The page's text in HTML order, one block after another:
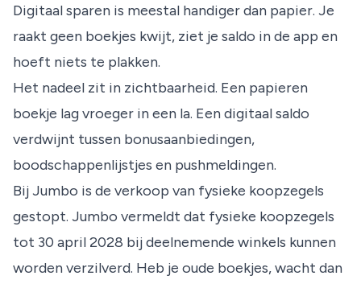
Digitaal sparen is meestal handiger dan papier. Je
raakt geen boekjes kwijt, ziet je saldo in de app en
hoeft niets te plakken.
Het nadeel zit in zichtbaarheid. Een papieren
boekje lag vroeger in een la. Een digitaal saldo
verdwijnt tussen bonusaanbiedingen,
boodschappenlijstjes en pushmeldingen.
Bij Jumbo is de verkoop van fysieke koopzegels
gestopt. Jumbo vermeldt dat fysieke koopzegels
tot 30 april 2028 bij deelnemende winkels kunnen
worden verzilverd. Heb je oude boekjes, wacht dan